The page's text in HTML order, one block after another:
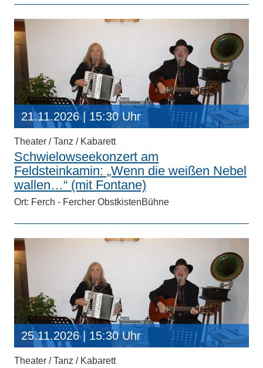
21.11.2026| 15:30 Uhr
Theater / Tanz / Kabarett
Schwielowseekonzert am
Feldsteinkamin: „Wenn die weißen Nebel
wallen…“ (mit Fontane)
Ort: Ferch - Fercher ObstkistenBühne
25.11.2026| 15:30 Uhr
Theater / Tanz / Kabarett